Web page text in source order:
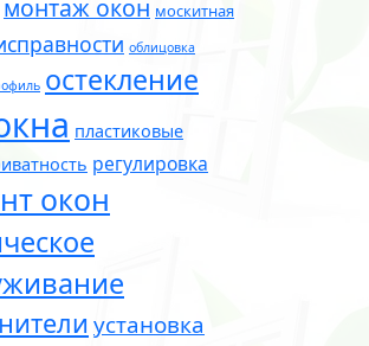
монтаж окон москитная
облицовка
остекление
пластиковые
регулировка
окон
установка